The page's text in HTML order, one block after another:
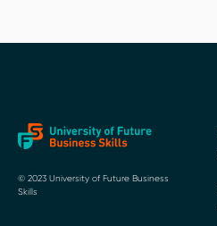
© 2023 University of Future Business
Skills